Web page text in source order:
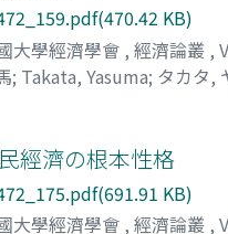
KB)
大學經濟學會 , 經濟論叢 ,
; Takata, Yasuma; タカタ,
經濟の根本性格
KB)
大學經濟學會 , 經濟論叢 ,